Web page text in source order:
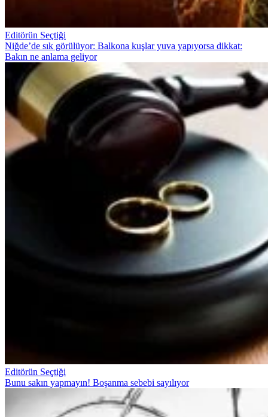
Editörün Seçtiği
Niğde’de sık görülüyor: Balkona kuşlar yuva yapıyorsa dikkat:
Bakın ne anlama geliyor
Editörün Seçtiği
Bunu sakın yapmayın! Boşanma sebebi sayılıyor